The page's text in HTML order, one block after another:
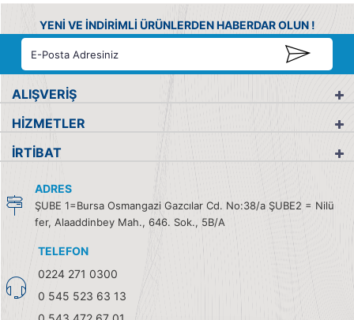
YENİ VE İNDİRİMLİ ÜRÜNLERDEN HABERDAR OLUN !
ALIŞVERİŞ
HİZMETLER
İRTİBAT
ADRES
ŞUBE 1=Bursa Osmangazi Gazcılar Cd. No:38/a ŞUBE2 = Nilü
fer, Alaaddinbey Mah., 646. Sok., 5B/A
TELEFON
0224 271 0300
0 545 523 63 13